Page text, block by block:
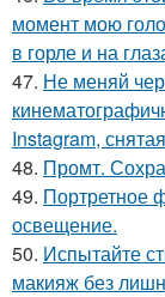
момент мою
в горле и на
47. Не меняй
Instagram,
48. Промт.
49. Портретное
освещение.
50. Испытайте
макияж без